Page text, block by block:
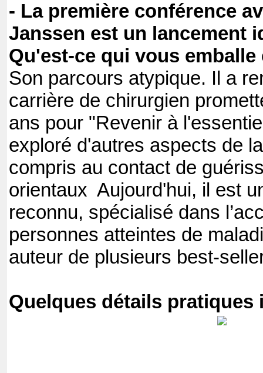
- La première conférence
Janssen est un lancement
Qu'est-ce qui vous emballe
Son parcours atypique. Il a
carrière de chirurgien
ans pour "Revenir à
exploré d'autres aspects de
compris au contact de
orientaux Aujourd'hui, il est
reconnu, spécialisé dans
personnes atteintes de
auteur de plusieurs best-
Quelques détails pratiques